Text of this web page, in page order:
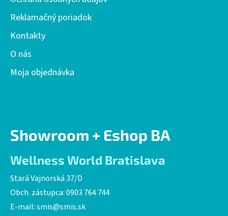
Reklamačný poriadok
Kontakty
O nás
Moja objednávka
Showroom + Eshop BA
Wellness World Bratislava
Stará Vajnorská 37/D
Obch. zástupca: 0903 764 744
E-mail:smis@smis.sk